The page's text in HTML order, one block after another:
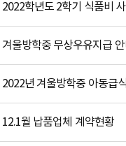
2022학년도 2학기 식품비
겨울방학중 무상우유지급
2022년 겨울방학중 아동급
12.1월 납품업체 계약현황